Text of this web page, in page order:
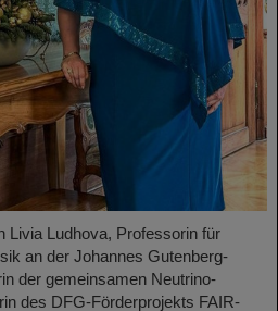
Livia Ludhova, Professorin für
an der Johannes Gutenberg-
der gemeinsamen Neutrino-
des DFG-Förderprojekts FAIR-